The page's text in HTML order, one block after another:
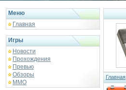
Меню
Главная
Игры
Новости
Прохождения
Превью
Обзоры
ММО
Главная